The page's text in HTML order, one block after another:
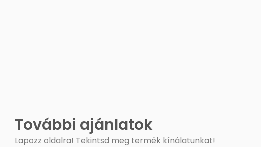
További ajánlatok
Lapozz oldalra! Tekintsd meg termék kínálatunkat!